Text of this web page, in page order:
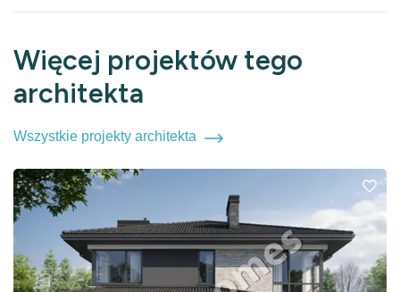
Więcej projektów tego
architekta
Wszystkie projekty architekta